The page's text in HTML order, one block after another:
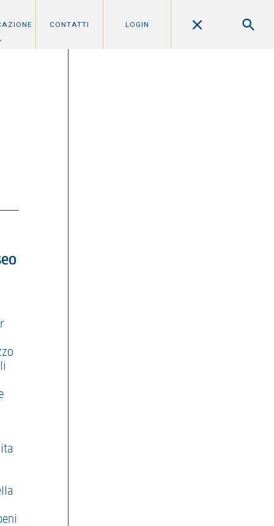
CONTATTI LOGIN